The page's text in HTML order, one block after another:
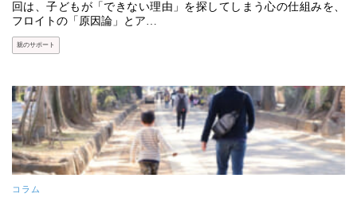
回は、子どもが「できない理由」を探してしまう心の仕組みを、
フロイトの「原因論」とア…
親のサポート
コラム